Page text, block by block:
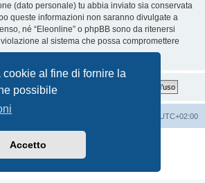
al fine di fornire la
possibile
Accetto
(dato personale) tu abbia inviato sia conservata
queste informazioni non saranno divulgate a
né “Eleonline” o phpBB sono da ritenersi
al sistema che possa compromettere
UTC+02:00
phpBB
® Forum Software © phpBB Limited